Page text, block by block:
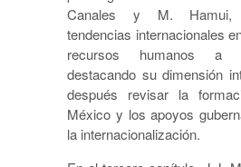
Canales y M. Hamui,
tendencias internacionales
recursos humanos a
destacando su dimensión
después revisar la
México y los apoyos
la internacionalización.